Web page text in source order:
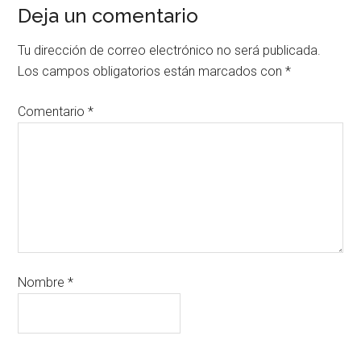
Deja un comentario
Tu dirección de correo electrónico no será publicada.
Los campos obligatorios están marcados con*
Comentario*
Nombre*